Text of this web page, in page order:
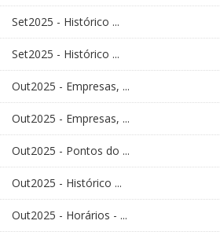
Set2025 - Histórico ...
Set2025 - Histórico ...
Out2025 - Empresas, ...
Out2025 - Empresas, ...
Out2025 - Pontos do ...
Out2025 - Histórico ...
Out2025 - Horários - ...